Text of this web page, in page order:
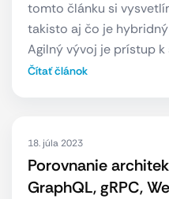
tomto článku si
takisto aj čo je
Agilný vývoj je prístup k
Čítať článok
18. júla 2023
Porovnanie
GraphQL, gRPC,